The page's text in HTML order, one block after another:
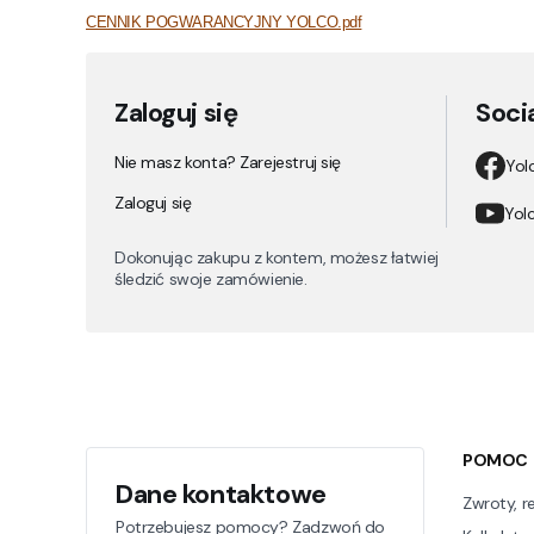
CENNIK POGWARANCYJNY YOLCO.pdf
Zaloguj się
Nie masz konta? Zarejestruj się
Zaloguj się
Dokonując zakupu z kontem, możesz łatwiej
śledzić swoje zamówienie.
Dane kontaktowe
Potrzebujesz pomocy? Zadzwoń do
Linki w
POMOC
Zwroty,